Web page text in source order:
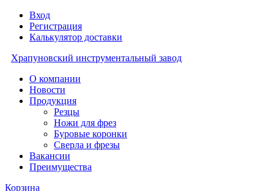
Вход
Регистрация
Калькулятор доставки
Храпуновский инструментальный завод
О компании
Новости
Продукция
Резцы
Ножи для фрез
Буровые коронки
Сверла и фрезы
Вакансии
Преимущества
Корзина